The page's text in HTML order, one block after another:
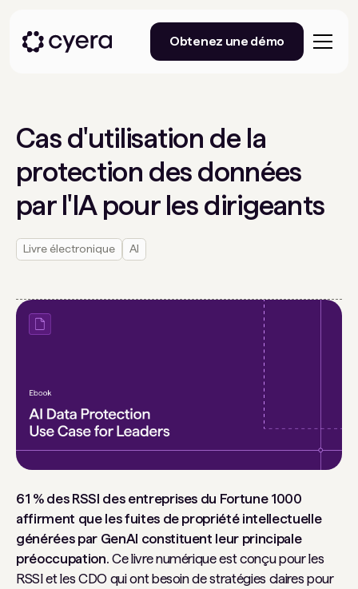
Obtenez une démo
Cas d'utilisation de la
protection des données
par l'IA pour les dirigeants
Livre électronique AI
61 % des RSSI des entreprises du Fortune 1000
affirment que les fuites de propriété intellectuelle
générées par GenAI constituent leur principale
préoccupation. Ce livre numérique est conçu pour les
RSSI et les CDO qui ont besoin de stratégies claires pour